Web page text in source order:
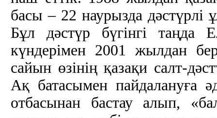
басы – 22 наурызда дәстүрлі
Бұл дәстүр бүгінгі таңда
күндерімен 2001 жылдан
сайын өзінің қазақи салт-
Ақ батасымен пайдалануға
отбасынан бастау алып,